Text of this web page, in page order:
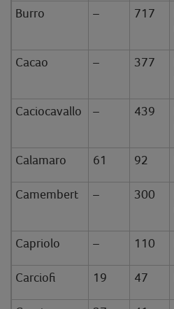
Burro – 717
Cacao – 377
Caciocavallo – 439
Calamaro 61 92
Camembert – 300
Capriolo – 110
Carciofi 19 47